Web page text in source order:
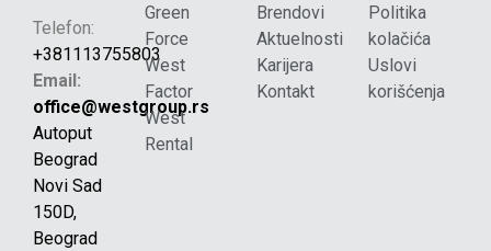
Telefon:
+381113755803
Email:
office@westgroup.rs
Autoput
Beograd
Novi Sad
150D,
Beograd
Green
Force
West
Factor
West
Rental
Brendovi
Aktuelnosti
Karijera
Kontakt
Politika
kolačića
Uslovi
korišćenja